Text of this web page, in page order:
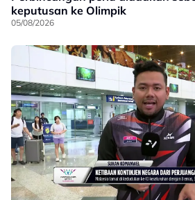
keputusan ke Olimpik
05/08/2026